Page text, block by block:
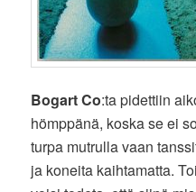
Bogart Co:ta pidettiin
hömppänä, koska se ei
turpa mutrulla vaan
ja koneita kaihtamatta.